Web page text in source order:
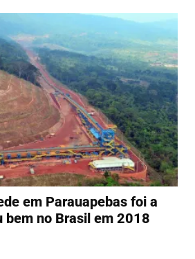
em Parauapebas foi a
bem no Brasil em 2018